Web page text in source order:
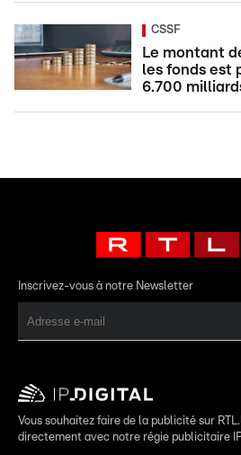
CSSF
Le montant
les fonds est
6.700
Inscrivez-vous à notre Newsletter
Vous souhaitez faire de la publicité sur
directement avec notre régie publicitaire